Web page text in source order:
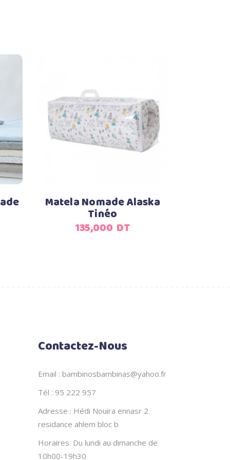
Ajouter au panier
Matela Nomade Alaska
Tinéo
135,000 DT
Contactez-Nous
Email : bambinosbambinas@yahoo.fr
Tél : 95 222 957
Adresse : Hédi Nouira ennasr 2
residance ahlem bloc b
Horaires: Du lundi au dimanche de
10h00-19h30